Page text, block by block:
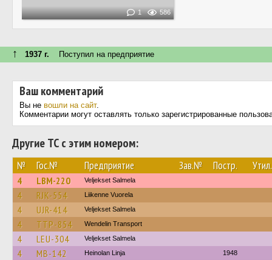
1 586
↑ 1937 г. Поступил на предприятие
Ваш комментарий
Вы не вошли на сайт.
Комментарии могут оставлять только зарегистрированные
Другие ТС с этим номером:
№ Гос.№ Предприятие Зав.№ Постр. Утил.
4 LBM-220 Veljekset Salmela
4 RJK-554 Liikenne Vuorela
4 UJR-414 Veljekset Salmela
4 TTP-854 Wendelin Transport
4 LEU-304 Veljekset Salmela
4 MB-142 Heinolan Linja 1948